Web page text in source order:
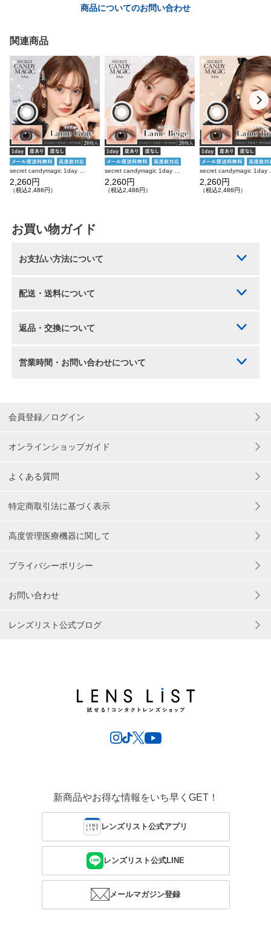
商品についてのお問い合わせ
関連商品
secret candymagic 1day ラメグレー 20枚入り シークレットキャンディーマジック カラコン
2,260円
（税込2,486円）
secret candymagic 1day ラメベージュ 20枚入り シークレットキャンディーマジック カラコン
2,260円
（税込2,486円）
secret
2,260円
（税込2,486円）
お買い物ガイド
お支払い方法について
配送・送料について
返品・交換について
営業時間・お問い合わせについて
会員登録／ログイン
オンラインショップガイド
よくある質問
特定商取引法に基づく表示
高度管理医療機器に関して
プライバシーポリシー
お問い合わせ
レンズリスト公式ブログ
新商品やお得な情報をいち早くGET！
レンズリスト公式アプリ
レンズリスト公式LINE
メールマガジン登録